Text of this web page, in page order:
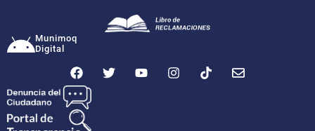
Munimoq
Digital